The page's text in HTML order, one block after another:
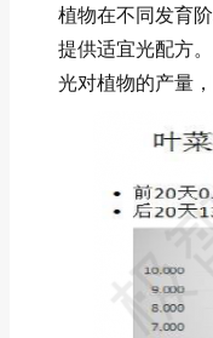
植物在不同发育
提供适宜光配方
光对植物的产量